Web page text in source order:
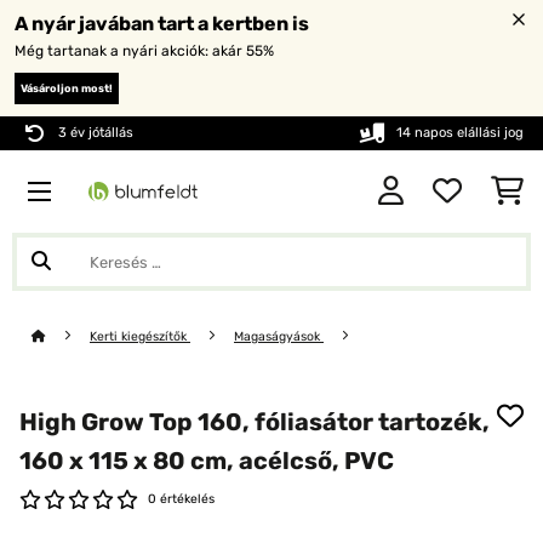
A nyár javában tart a kertben is
Még tartanak a nyári akciók: akár 55%
Vásároljon most!
3 év jótállás 14 napos elállási jog
Kerti kiegészítők Magaságyások
High Grow Top 160, fóliasátor tartozék,
160 x 115 x 80 cm, acélcső, PVC
0 értékelés